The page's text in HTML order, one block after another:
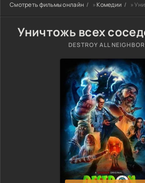
Смотреть фильмы онлайн »Комедии »
Уничтожь всех
DESTROY ALL